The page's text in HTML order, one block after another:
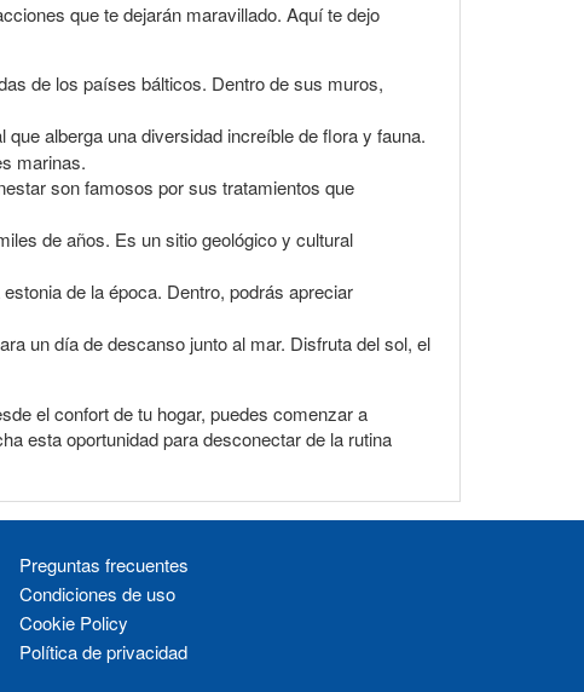
que te dejarán maravillado. Aquí te dejo
de los países bálticos. Dentro de sus muros,
alberga una diversidad increíble de flora y fauna.
marinas.
son famosos por sus tratamientos que
de años. Es un sitio geológico y cultural
de la época. Dentro, podrás apreciar
un día de descanso junto al mar. Disfruta del sol, el
el confort de tu hogar, puedes comenzar a
esta oportunidad para desconectar de la rutina
Preguntas frecuentes
Condiciones de uso
Cookie Policy
Política de privacidad